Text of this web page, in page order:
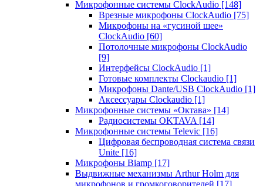
Микрофонные системы ClockAudio [148]
Врезные микрофоны ClockAudio [75]
Микрофоны на «гусиной шее»
ClockAudio [60]
Потолочные микрофоны ClockAudio
[9]
Интерфейсы ClockAudio [1]
Готовые комплекты Clockaudio [1]
Микрофоны Dante/USB ClockAudio [1]
Аксессуары Clockaudio [1]
Микрофонные системы «Октава» [14]
Радиосистемы OKTAVA [14]
Микрофонные системы Televic [16]
Цифровая беспроводная система связи
Unite [16]
Микрофоны Biamp [17]
Выдвижные механизмы Arthur Holm для
микрофонов и громкоговорителей [17]